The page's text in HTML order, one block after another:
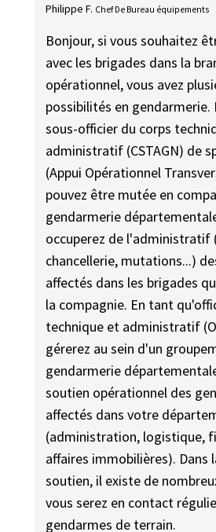
Philippe F. Chef De Bureau équipements
Bonjour, si vous souhaitez
avec les brigades dans la
opérationnel, vous avez
possibilités en gendarmerie.
sous-officier du corps
administratif (CSTAGN) de
(Appui Opérationnel
pouvez être mutée en
gendarmerie
occuperez de l'administratif
chancellerie, mutations...)
affectés dans les brigades
la compagnie. En tant
technique et administratif
gérerez au sein d'un
gendarmerie
soutien opérationnel des
affectés dans votre
(administration, logistique,
affaires immobilières). Dans
soutien, il existe de
vous serez en contact
gendarmes de terrain.